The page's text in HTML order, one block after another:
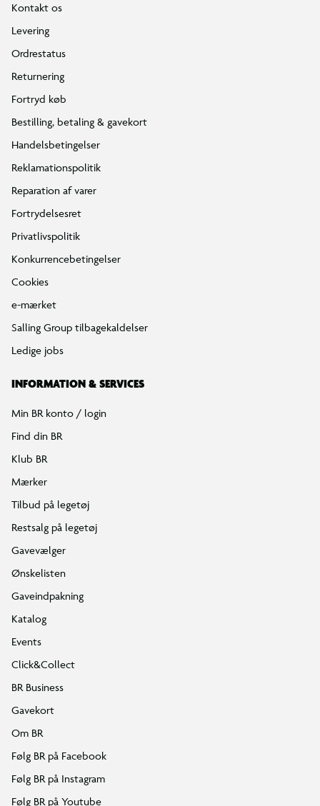
Kontakt os
Levering
Ordrestatus
Returnering
Fortryd køb
Bestilling, betaling & gavekort
Handelsbetingelser
Reklamationspolitik
Reparation af varer
Fortrydelsesret
Privatlivspolitik
Konkurrencebetingelser
Cookies
e-mærket
Salling Group tilbagekaldelser
Ledige jobs
INFORMATION & SERVICES
Min BR konto / login
Find din BR
Klub BR
Mærker
Tilbud på legetøj
Restsalg på legetøj
Gavevælger
Ønskelisten
Gaveindpakning
Katalog
Events
Click&Collect
BR Business
Gavekort
Om BR
Følg BR på Facebook
Følg BR på Instagram
Følg BR på Youtube